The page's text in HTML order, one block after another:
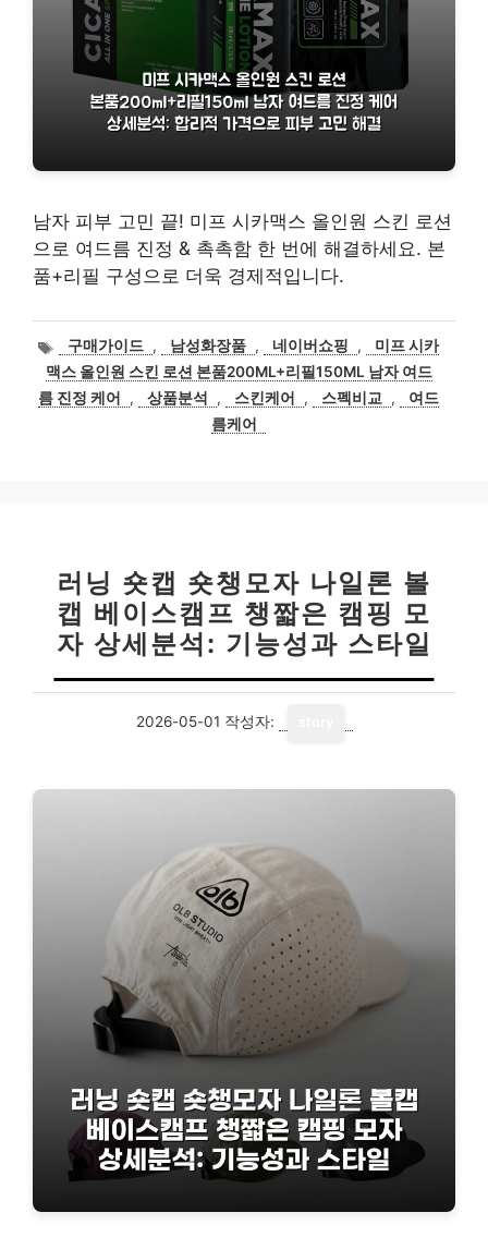
남자 피부 고민 끝! 미프 시카맥스 올인원 스킨 로션
으로 여드름 진정 & 촉촉함 한 번에 해결하세요. 본
품+리필 구성으로 더욱 경제적입니다.
태
그
구매가이드 , 남성화장품 , 네이버쇼핑 ,
미프 시카
맥스 올인원 스킨 로션 본품200ML+리필150ML 남자 여드
름 진정 케어
, 상품분석 , 스킨케어 , 스펙비교 ,
여드
름케어
러닝 숏캡 숏챙모자 나일론 볼
캡 베이스캠프 챙짧은 캠핑 모
자 상세분석: 기능성과 스타일
2026-05-01 작성자: